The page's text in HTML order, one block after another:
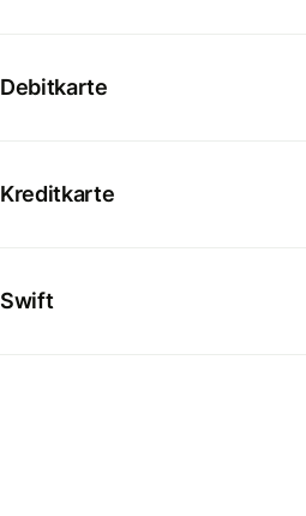
Debitkarte
Kreditkarte
Swift